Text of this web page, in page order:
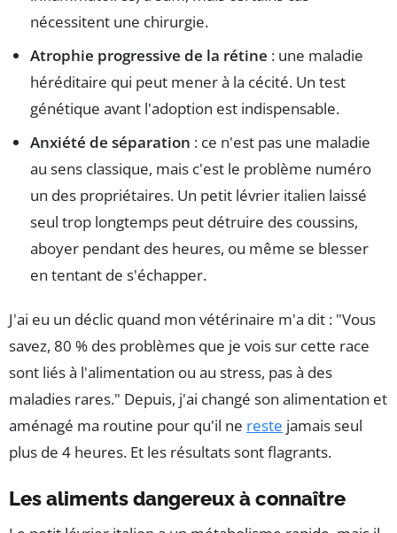
nécessitent une chirurgie.
Atrophie progressive de la rétine : une maladie
héréditaire qui peut mener à la cécité. Un test
génétique avant l'adoption est indispensable.
Anxiété de séparation : ce n'est pas une maladie
au sens classique, mais c'est le problème numéro
un des propriétaires. Un petit lévrier italien laissé
seul trop longtemps peut détruire des coussins,
aboyer pendant des heures, ou même se blesser
en tentant de s'échapper.
J'ai eu un déclic quand mon vétérinaire m'a dit : "Vous
savez, 80 % des problèmes que je vois sur cette race
sont liés à l'alimentation ou au stress, pas à des
maladies rares." Depuis, j'ai changé son alimentation et
aménagé ma routine pour qu'il ne reste jamais seul
plus de 4 heures. Et les résultats sont flagrants.
Les aliments dangereux à connaître